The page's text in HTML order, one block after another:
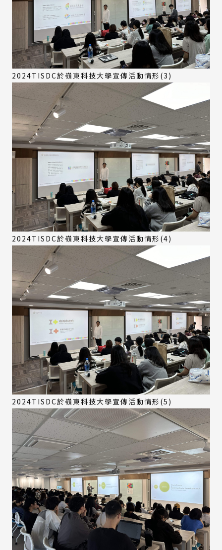
2024TISDC於嶺東科技大學宣傳活動情形(3)
2024TISDC於嶺東科技大學宣傳活動情形(4)
2024TISDC於嶺東科技大學宣傳活動情形(5)